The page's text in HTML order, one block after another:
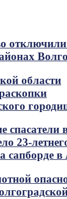
области
спасатели
23-
сапборде в